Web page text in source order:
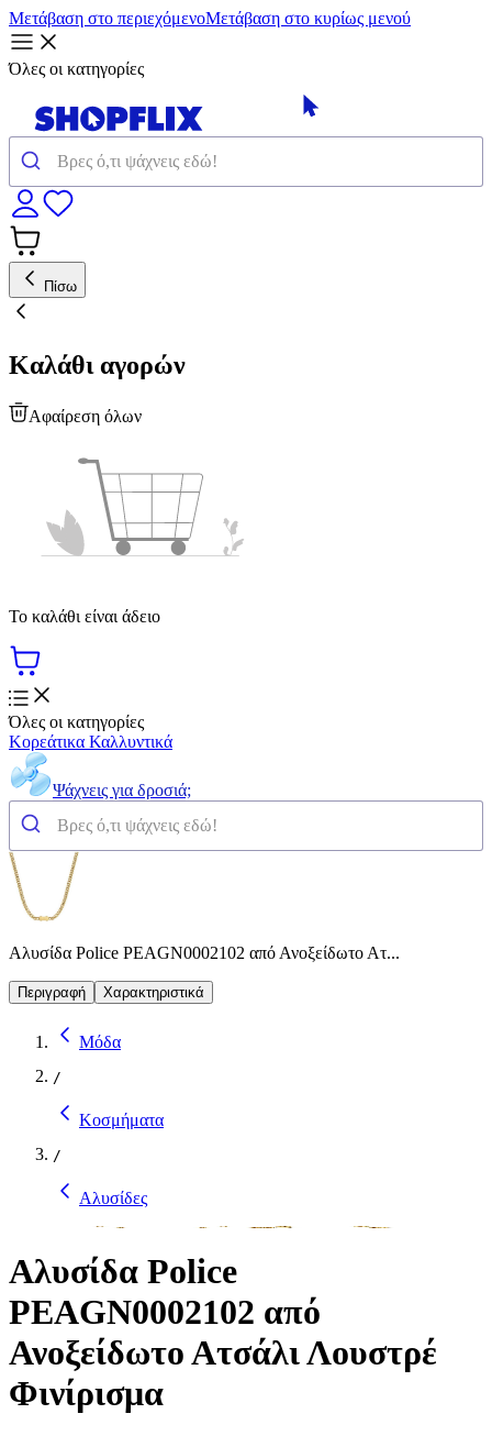
Μετάβαση στο περιεχόμενοΜετάβαση στο κυρίως μενού
Όλες οι κατηγορίες
Πίσω
Καλάθι αγορών
Αφαίρεση όλων
Το καλάθι είναι άδειο
Όλες οι κατηγορίες
Κορεάτικα Καλλυντικά
Ψάχνεις για δροσιά;
Αλυσίδα Police PEAGN0002102 από Ανοξείδωτο Ατ...
Περιγραφή Χαρακτηριστικά
Μόδα
/
Κοσμήματα
/
Αλυσίδες
Αλυσίδα Police
PEAGN0002102 από
Ανοξείδωτο Ατσάλι Λουστρέ
Φινίρισμα